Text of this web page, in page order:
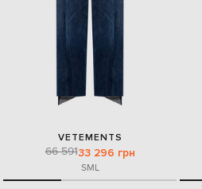
VETEMENTS
66 59133 296 грн
SML